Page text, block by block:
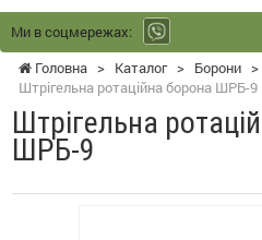
Ми в соцмережах:
Головна > Каталог > Борони >
Штрігельна ротаційна борона ШРБ-9
Штрігельна
ШРБ-9